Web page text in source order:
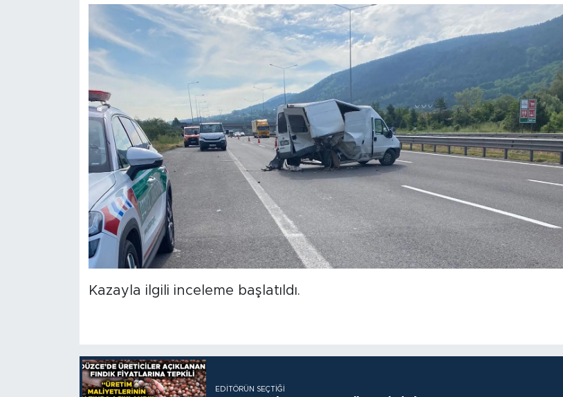
Kazayla ilgili inceleme başlatıldı.
EDITÖRÜN SEÇTIĞI